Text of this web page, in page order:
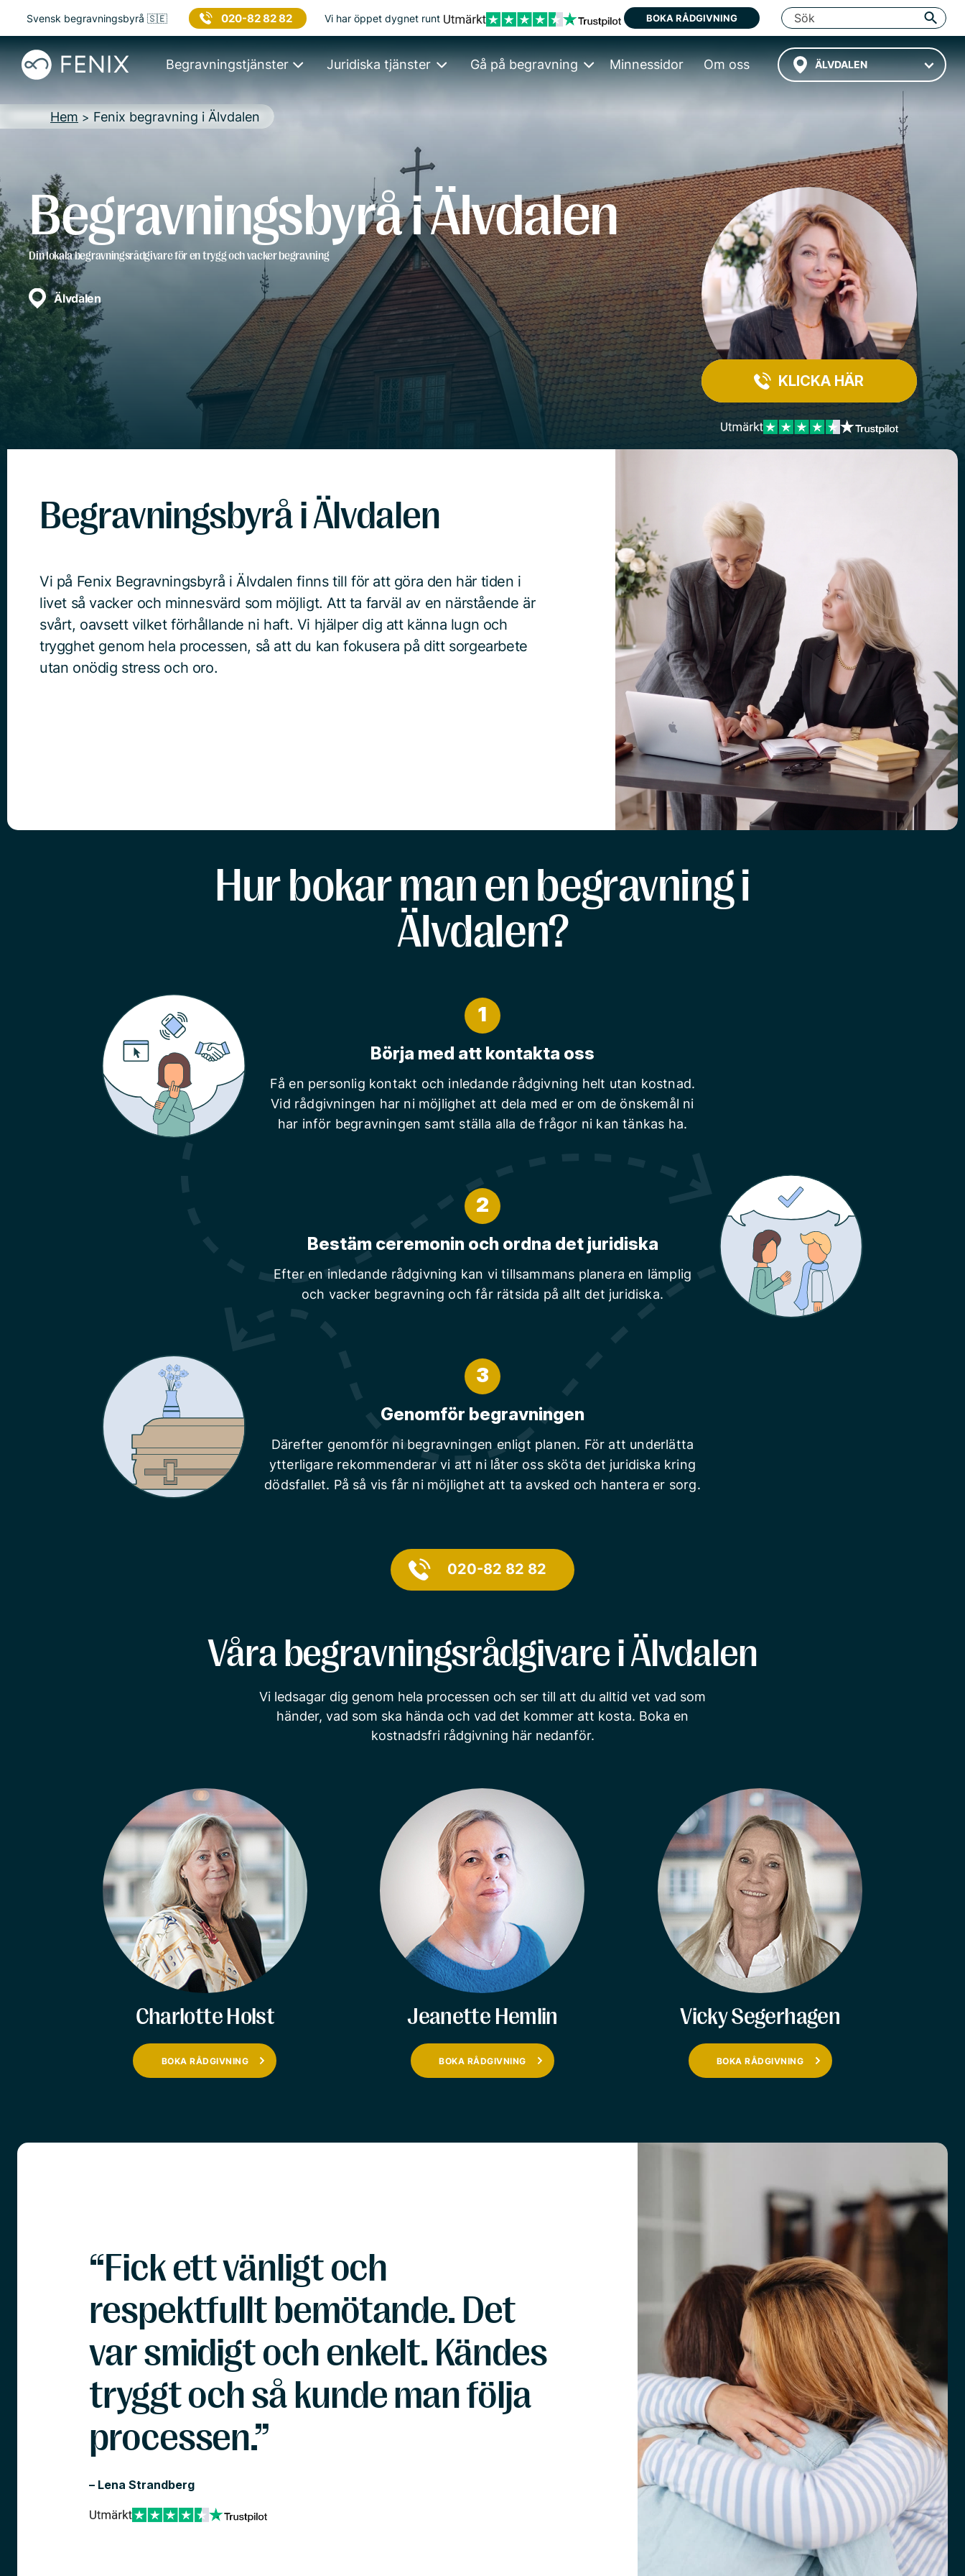
Svensk begravningsbyrå 🇸🇪 020-82 82 82 Vi har öppet dygnet runt BOKA RÅDGIVNING
ÄLVDALEN
Begravningstjänster Juridiska tjänster Gå på begravning Minnessidor Om oss
Hem > Fenix begravning i Älvdalen
Begravningsbyrå i Älvdalen
Din lokala begravningsrådgivare för en trygg och vacker begravning
Älvdalen
KLICKA HÄR
Begravningsbyrå i Älvdalen
Vi på Fenix Begravningsbyrå i Älvdalen finns till för att göra den här tiden i
livet så vacker och minnesvärd som möjligt. Att ta farväl av en närstående är
svårt, oavsett vilket förhållande ni haft. Vi hjälper dig att känna lugn och
trygghet genom hela processen, så att du kan fokusera på ditt sorgearbete
utan onödig stress och oro.
Hur bokar man en begravning i
Älvdalen?
1
Börja med att kontakta oss
Få en personlig kontakt och inledande rådgivning helt utan kostnad.
Vid rådgivningen har ni möjlighet att dela med er om de önskemål ni
har inför begravningen samt ställa alla de frågor ni kan tänkas ha.
2
Bestäm ceremonin och ordna det juridiska
Efter en inledande rådgivning kan vi tillsammans planera en lämplig
och vacker begravning och får rätsida på allt det juridiska.
3
Genomför begravningen
Därefter genomför ni begravningen enligt planen. För att underlätta
ytterligare rekommenderar vi att ni låter oss sköta det juridiska kring
dödsfallet. På så vis får ni möjlighet att ta avsked och hantera er sorg.
020-82 82 82
Våra begravningsrådgivare i Älvdalen
Vi ledsagar dig genom hela processen och ser till att du alltid vet vad som
händer, vad som ska hända och vad det kommer att kosta. Boka en
kostnadsfri rådgivning här nedanför.
Charlotte Holst
BOKA RÅDGIVNING
Jeanette Hemlin
BOKA RÅDGIVNING
Vicky Segerhagen
BOKA RÅDGIVNING
“Fick ett vänligt och
respektfullt bemötande. Det
var smidigt och enkelt. Kändes
tryggt och så kunde man följa
processen.”
– Lena Strandberg